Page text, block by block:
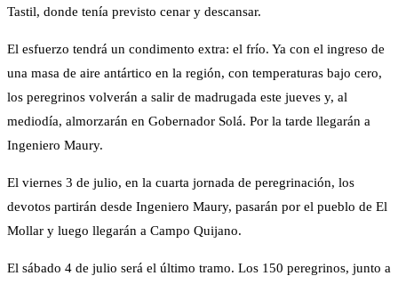
Tastil, donde tenía previsto cenar y descansar.
El esfuerzo tendrá un condimento extra: el frío. Ya con el ingreso de
una masa de aire antártico en la región, con temperaturas bajo cero,
los peregrinos volverán a salir de madrugada este jueves y, al
mediodía, almorzarán en Gobernador Solá. Por la tarde llegarán a
Ingeniero Maury.
El viernes 3 de julio, en la cuarta jornada de peregrinación, los
devotos partirán desde Ingeniero Maury, pasarán por el pueblo de El
Mollar y luego llegarán a Campo Quijano.
El sábado 4 de julio será el último tramo. Los 150 peregrinos, junto a